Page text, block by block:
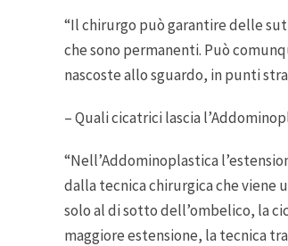
“Il chirurgo può garantire delle
che sono permanenti. Può
nascoste allo sguardo, in punti
– Quali cicatrici lascia
“Nell’Addominoplastica
dalla tecnica chirurgica che viene
solo al di sotto dell’ombelico, la
maggiore estensione, la tecnica